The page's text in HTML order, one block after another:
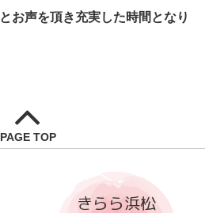
お声を頂き充実した時間となり
PAGE TOP
きらら浜松